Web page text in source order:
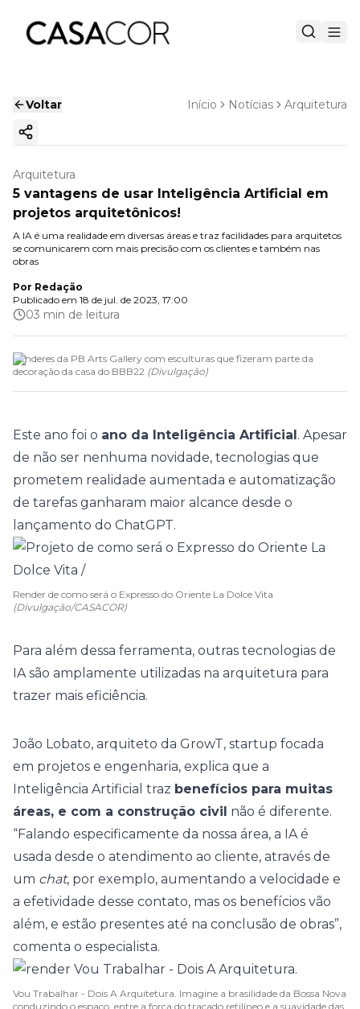
Voltar Início Notícias Arquitetura
Copiar link
Arquitetura
5 vantagens de usar Inteligência Artificial em
projetos arquitetônicos!
A IA é uma realidade em diversas áreas e traz facilidades para arquitetos
se comunicarem com mais precisão com os clientes e também nas
obras
Por Redação
Publicado em 18 de jul. de 2023, 17:00
03 min de leitura
Renderes da PB Arts Gallery com esculturas que fizeram parte da
decoração da casa do BBB22 (Divulgação)
Este ano foi o ano da Inteligência Artificial. Apesar
de não ser nenhuma novidade, tecnologias que
prometem realidade aumentada e automatização
de tarefas ganharam maior alcance desde o
lançamento do ChatGPT.
Render de como será o Expresso do Oriente La Dolce Vita
(Divulgação/CASACOR)
Para além dessa ferramenta, outras tecnologias de
IA são amplamente utilizadas na arquitetura para
trazer mais eficiência.
João Lobato, arquiteto da GrowT, startup focada
em projetos e engenharia, explica que a
Inteligência Artificial traz benefícios para muitas
áreas, e com a construção civil não é diferente.
“Falando especificamente da nossa área, a IA é
usada desde o atendimento ao cliente, através de
um chat, por exemplo, aumentando a velocidade e
a efetividade desse contato, mas os benefícios vão
além, e estão presentes até na conclusão de obras”,
comenta o especialista.
Vou Trabalhar - Dois A Arquitetura. Imagine a brasilidade da Bossa Nova
conduzindo o espaço, entre a força do traçado retilíneo e a suavidade das